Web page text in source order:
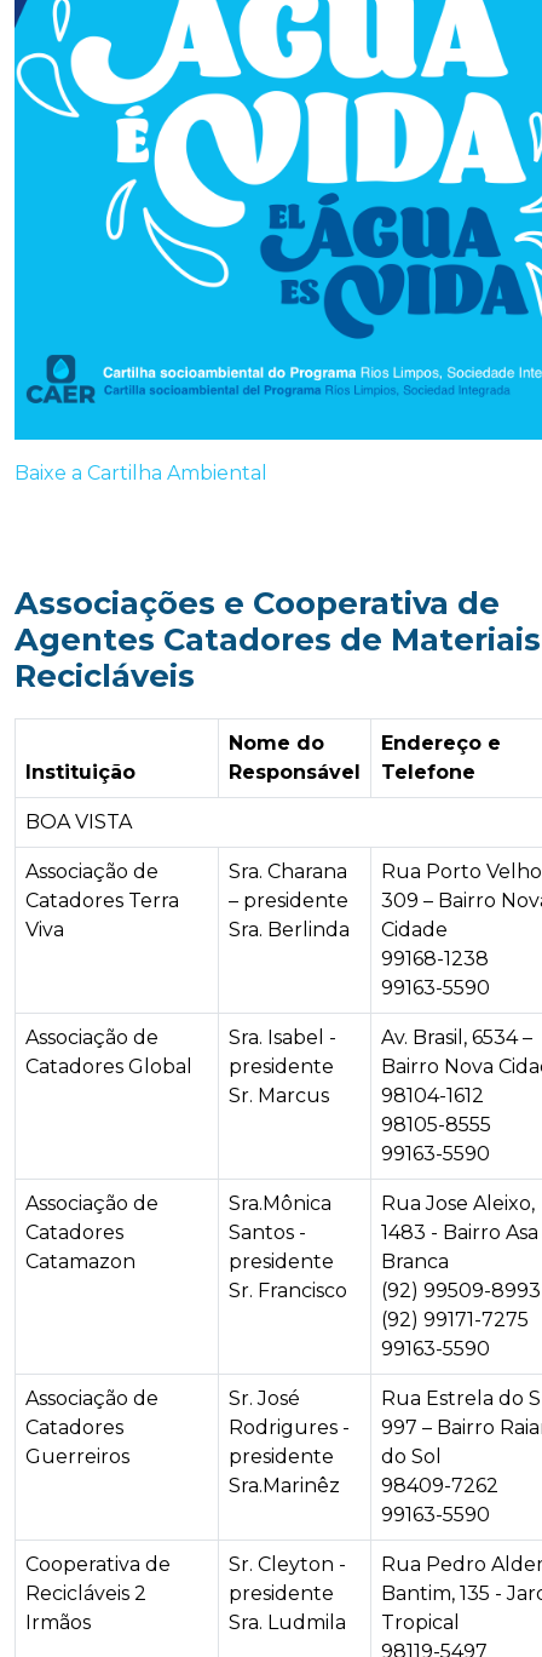
Baixe a Cartilha Ambiental
Associações e Cooperativa de
Agentes Catadores de Materiais
Recicláveis
Instituição
Nome do
Responsável
Endereço e
Telefone
BOA VISTA
Associação de
Catadores Terra
Viva
Sra. Charana
– presidente
Sra. Berlinda
Rua Porto
309 – Bairro
Cidade
99168-1238
99163-5590
Associação de
Catadores Global
Sra. Isabel -
presidente
Sr. Marcus
Av. Brasil, 6534 –
Bairro Nova
98104-1612
98105-8555
99163-5590
Associação de
Catadores
Catamazon
Sra.Mônica
Santos -
presidente
Sr. Francisco
Rua Jose Aleixo,
1483 - Bairro Asa
Branca
(92) 99509-8993
(92) 99171-7275
99163-5590
Associação de
Catadores
Guerreiros
Sr. José
Rodrigures -
presidente
Sra.Marinêz
Rua Estrela do
997 – Bairro
do Sol
98409-7262
99163-5590
Cooperativa de
Recicláveis 2
Irmãos
Sr. Cleyton -
presidente
Sra. Ludmila
Rua Pedro
Bantim, 135 -
Tropical
98119-5497